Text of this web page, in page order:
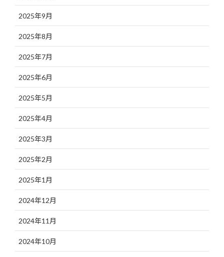
2025年9月
2025年8月
2025年7月
2025年6月
2025年5月
2025年4月
2025年3月
2025年2月
2025年1月
2024年12月
2024年11月
2024年10月